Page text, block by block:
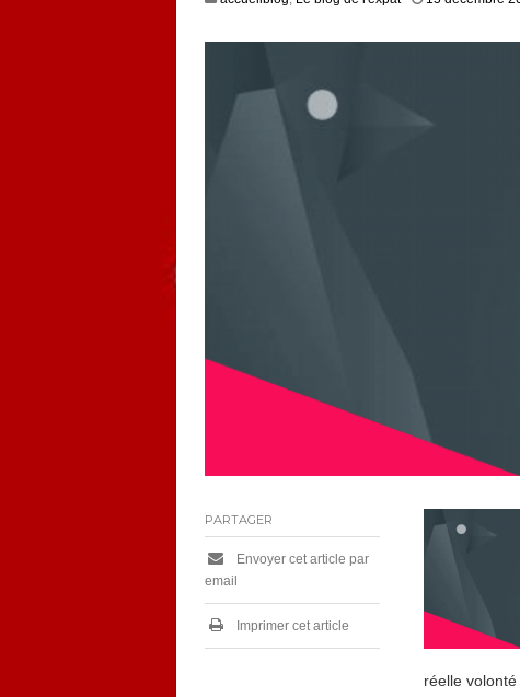
réelle
PARTAGER
Envoyer cet article par
email
Imprimer cet article